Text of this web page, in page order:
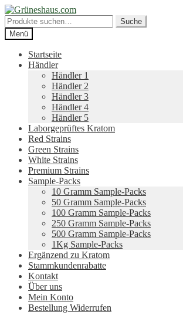
Zur
Navigation
springen
Zum
Inhalt
springen
Suche
nach:
Suche
Menü
Startseite
Händler
Händler 1
Händler 2
Händler 3
Händler 4
Händler 5
Laborgeprüftes Kratom
Red Strains
Green Strains
White Strains
Premium Strains
Sample-Packs
10 Gramm Sample-Packs
50 Gramm Sample-Packs
100 Gramm Sample-Packs
250 Gramm Sample-Packs
500 Gramm Sample-Packs
1Kg Sample-Packs
Ergänzend zu Kratom
Stammkundenrabatte
Kontakt
Über uns
Mein Konto
Bestellung Widerrufen